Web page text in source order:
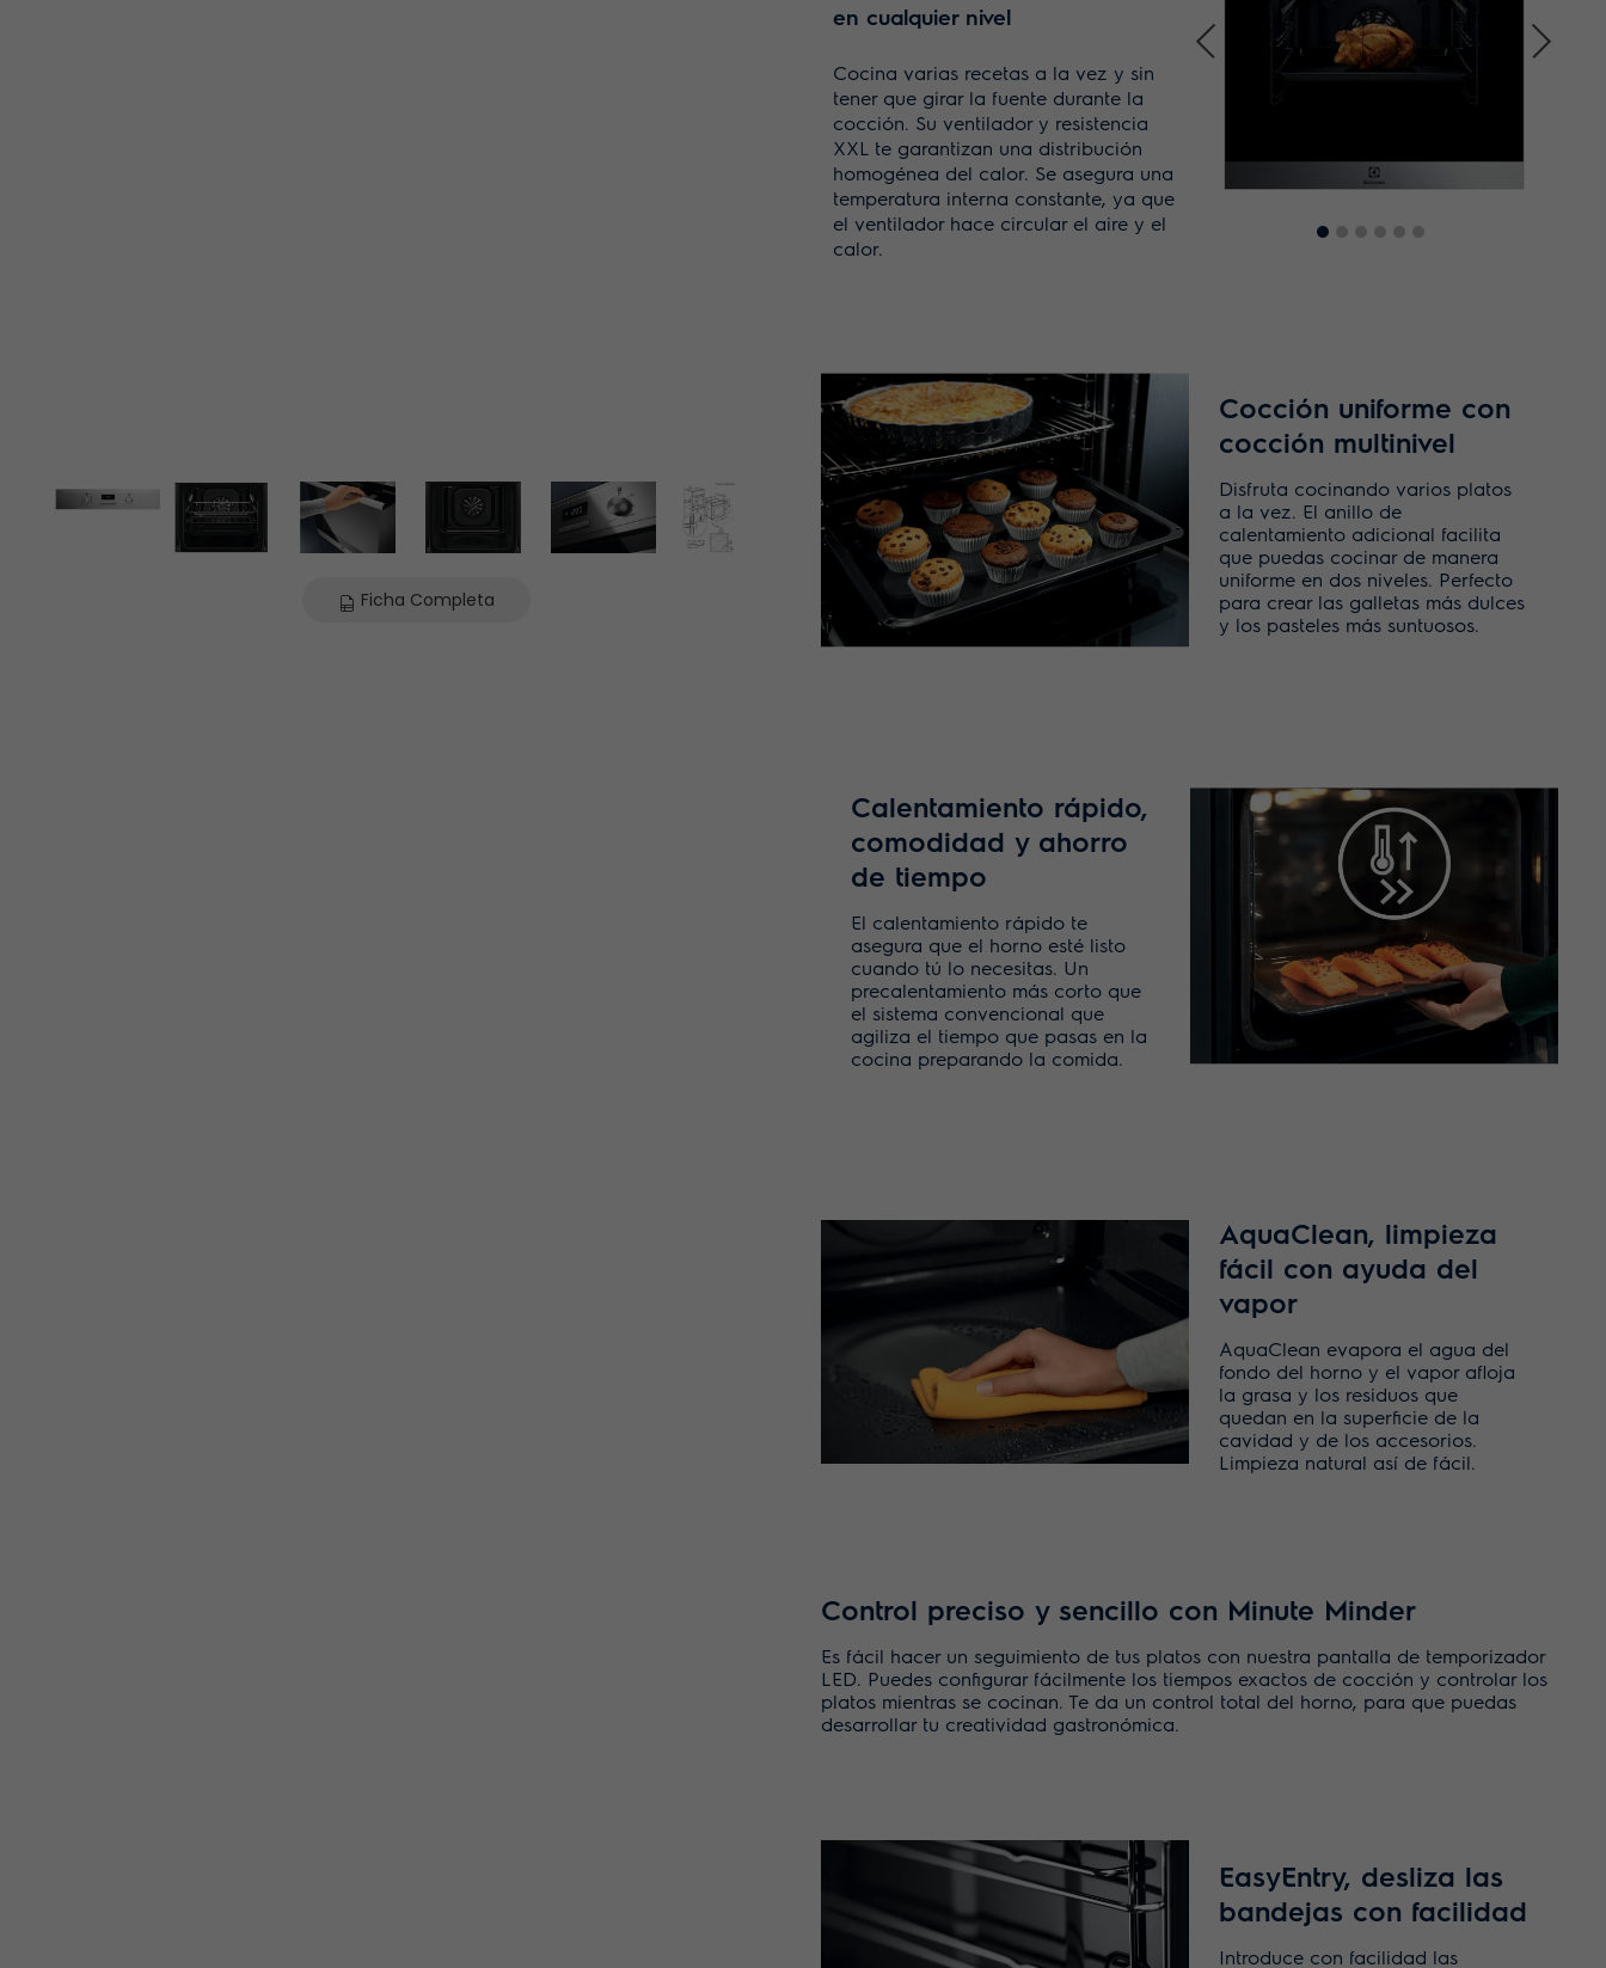
Ficha Completa
en cualquier nivel
Cocina varias recetas a la vez y sin
tener que girar la fuente durante la
cocción. Su ventilador y resistencia
XXL te garantizan una distribución
homogénea del calor. Se asegura una
temperatura interna constante, ya que
el ventilador hace circular el aire y el
calor.
Cocción uniforme con
cocción multinivel
Disfruta cocinando varios platos
a la vez. El anillo de
calentamiento adicional facilita
que puedas cocinar de manera
uniforme en dos niveles. Perfecto
para crear las galletas más dulces
y los pasteles más suntuosos.
Calentamiento rápido,
comodidad y ahorro
de tiempo
El calentamiento rápido te
asegura que el horno esté listo
cuando tú lo necesitas. Un
precalentamiento más corto que
el sistema convencional que
agiliza el tiempo que pasas en la
cocina preparando la comida.
AquaClean, limpieza
fácil con ayuda del
vapor
AquaClean evapora el agua del
fondo del horno y el vapor afloja
la grasa y los residuos que
quedan en la superficie de la
cavidad y de los accesorios.
Limpieza natural así de fácil.
Control preciso y sencillo con Minute Minder
Es fácil hacer un seguimiento de tus platos con nuestra pantalla de temporizador
LED. Puedes configurar fácilmente los tiempos exactos de cocción y controlar los
platos mientras se cocinan. Te da un control total del horno, para que puedas
desarrollar tu creatividad gastronómica.
EasyEntry, desliza las
bandejas con facilidad
Introduce con facilidad las